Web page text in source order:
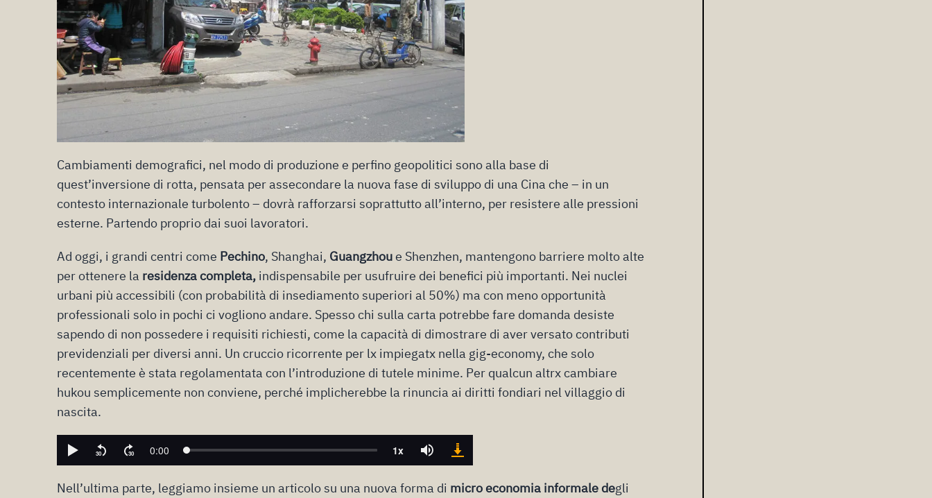
Cambiamenti demografici, nel modo di produzione e perfino geopolitici sono alla base di
quest’inversione di rotta, pensata per assecondare la nuova fase di sviluppo di una Cina che – in un
contesto internazionale turbolento – dovrà rafforzarsi soprattutto all’interno, per resistere alle pressioni
esterne. Partendo proprio dai suoi lavoratori.
Ad oggi, i grandi centri come Pechino, Shanghai, Guangzhoue Shenzhen, mantengono barriere molto alte
per ottenere la residenza completa, indispensabile per usufruire dei benefici più importanti. Nei nuclei
urbani più accessibili (con probabilità di insediamento superiori al 50%) ma con meno opportunità
professionali solo in pochi ci vogliono andare. Spesso chi sulla carta potrebbe fare domanda desiste
sapendo di non possedere i requisiti richiesti, come la capacità di dimostrare di aver versato contributi
previdenziali per diversi anni. Un cruccio ricorrente per lx impiegatx nella gig-economy, che solo
recentemente è stata regolamentata con l’introduzione di tutele minime. Per qualcun altrx cambiare
hukou semplicemente non conviene, perché implicherebbe la rinuncia ai diritti fondiari nel villaggio di
nascita.
Nell’ultima parte, leggiamo insieme un articolo su una nuova forma di micro economia informale degli